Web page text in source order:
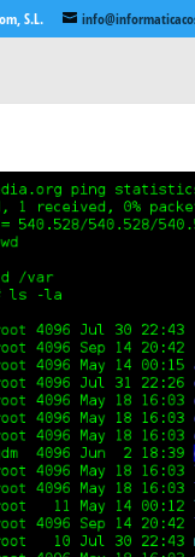
S.L.